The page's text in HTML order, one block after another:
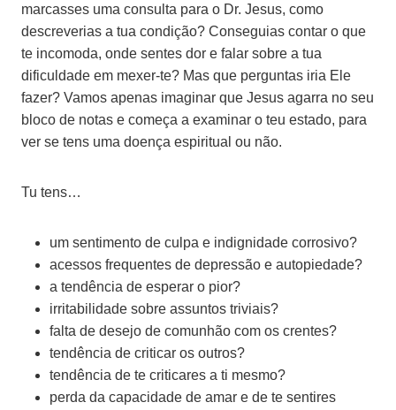
marcasses uma consulta para o Dr. Jesus, como
descreverias a tua condição? Conseguias contar o que
te incomoda, onde sentes dor e falar sobre a tua
dificuldade em mexer-te? Mas que perguntas iria Ele
fazer? Vamos apenas imaginar que Jesus agarra no seu
bloco de notas e começa a examinar o teu estado, para
ver se tens uma doença espiritual ou não.
Tu tens…
um sentimento de culpa e indignidade corrosivo?
acessos frequentes de depressão e autopiedade?
a tendência de esperar o pior?
irritabilidade sobre assuntos triviais?
falta de desejo de comunhão com os crentes?
tendência de criticar os outros?
tendência de te criticares a ti mesmo?
perda da capacidade de amar e de te sentires